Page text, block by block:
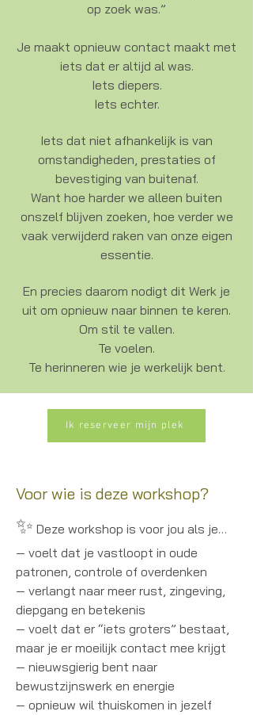
op zoek was.”
Je maakt opnieuw contact maakt met
iets dat er altijd al was.
Iets diepers.
Iets echter.
Iets dat niet afhankelijk is van
omstandigheden, prestaties of
bevestiging van buitenaf.
Want hoe harder we alleen buiten
onszelf blijven zoeken, hoe verder we
vaak verwijderd raken van onze eigen
essentie.
En precies daarom nodigt dit Werk je
uit om opnieuw naar binnen te keren.
Om stil te vallen.
Te voelen.
Te herinneren wie je werkelijk bent.
Ik reserveer mijn plek
Voor wie is deze workshop?
✨ Deze workshop is voor jou als je…
— voelt dat je vastloopt in oude
patronen, controle of overdenken
— verlangt naar meer rust, zingeving,
diepgang en betekenis
— voelt dat er “iets groters” bestaat,
maar je er moeilijk contact mee krijgt
— nieuwsgierig bent naar
bewustzijnswerk en energie
— opnieuw wil thuiskomen in jezelf